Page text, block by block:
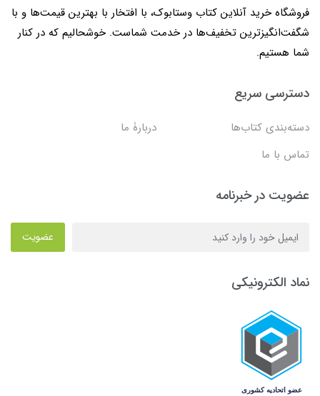
فروشگاه خرید آنلاین کتاب وستابوک، با افتخار با بهترین قیمت‌ها و با
شگفت‌انگیزترین تخفیف‌ها در خدمت شماست. خوشحالیم که در کنار
شما هستیم.
دسترسی سریع
دسته‌بندی کتاب‌ها
دربارۀ ما
تماس با ما
عضویت در خبرنامه
عضویت
نماد الکترونیکی